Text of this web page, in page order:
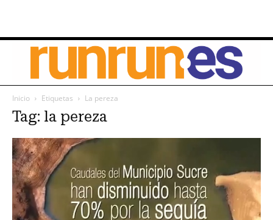
Inicio Etiquetas La pereza
Tag: la pereza